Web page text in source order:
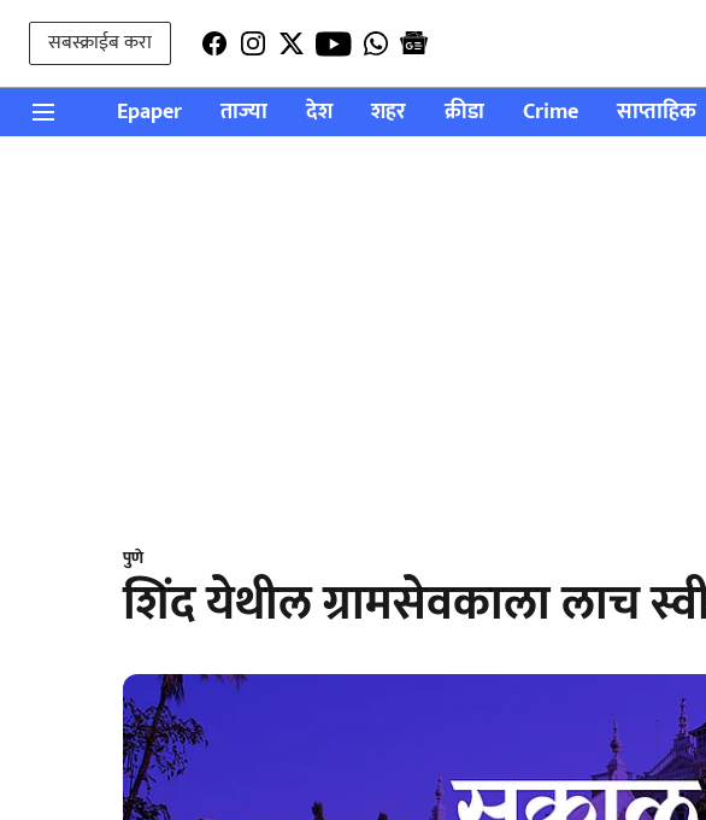
सबस्क्राईब करा
Epaper ताज्या देश शहर क्रीडा Crime साप्ताहिक
पुणे
शिंद येथील ग्रामसेवकाला लाच